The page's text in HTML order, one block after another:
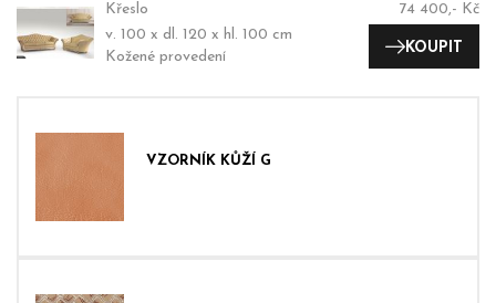
Křeslo
v. 100 x dl. 120 x hl. 100 cm
Kožené provedení
74 400,- Kč
KOUPIT
VZORNÍK KŮŽÍ G